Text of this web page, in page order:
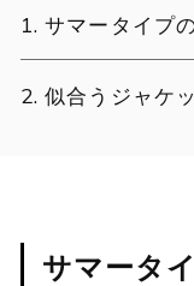
サマータイプ
似合うジャケ
サマータ